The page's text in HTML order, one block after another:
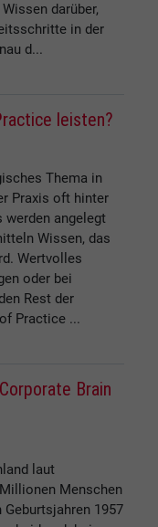
darüber,
in der
d...
leisten?
Thema in
Praxis oft hinter
werden angelegt
Wissen, das
Wertvolles
oder bei
Rest der
Practice ...
Brain
laut
Menschen
1957